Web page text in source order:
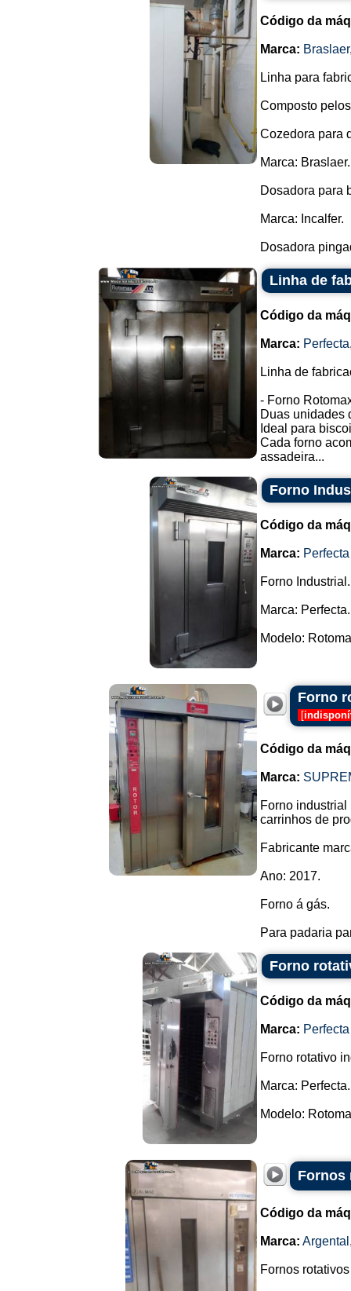
Código da
Marca: Braslaer
Linha para
Composto
Cozedora para
Marca: Braslaer.
Dosadora para
Marca: Incalfer.
Dosadora
Linha de
Código da
Marca: Perfecta
Linha de
- Forno
Duas unidades
Ideal para
Cada forno
assadeira...
Forno
Código da
Marca: Perfecta
Forno Industrial.
Marca: Perfecta.
Modelo:
Forno
[
Código da
Marca:
Forno
carrinhos de
Fabricante
Ano: 2017.
Forno á gás.
Para padaria
Forno
Código da
Marca: Perfecta
Forno rotativo
Marca: Perfecta.
Modelo:
Fornos
Código da
Marca: Argental
Fornos